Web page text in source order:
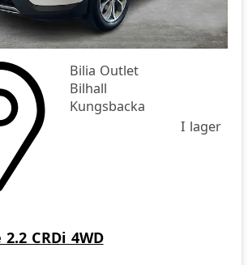
Bilia Outlet
Bilhall
Kungsbacka
I lager
CRDi 4WD